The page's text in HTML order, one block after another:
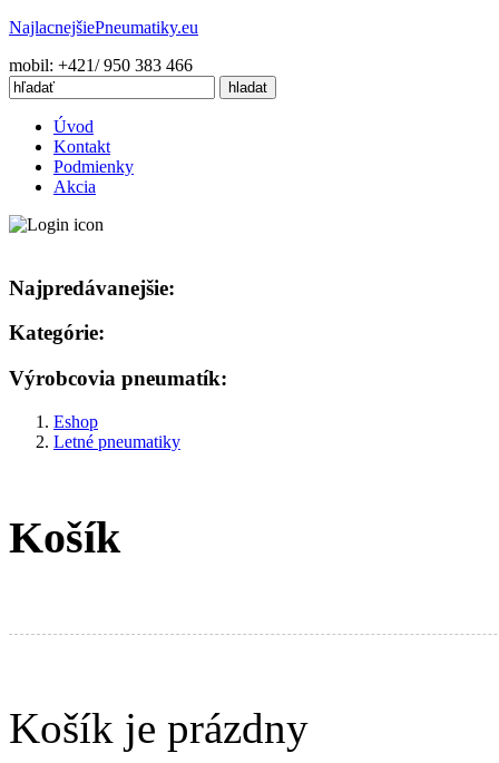
NajlacnejšiePneumatiky.eu
mobil: +421/ 950 383 466
Úvod
Kontakt
Podmienky
Akcia
Najpredávanejšie:
Kategórie:
Výrobcovia pneumatík:
Eshop
Letné pneumatiky
Košík
Košík je prázdny